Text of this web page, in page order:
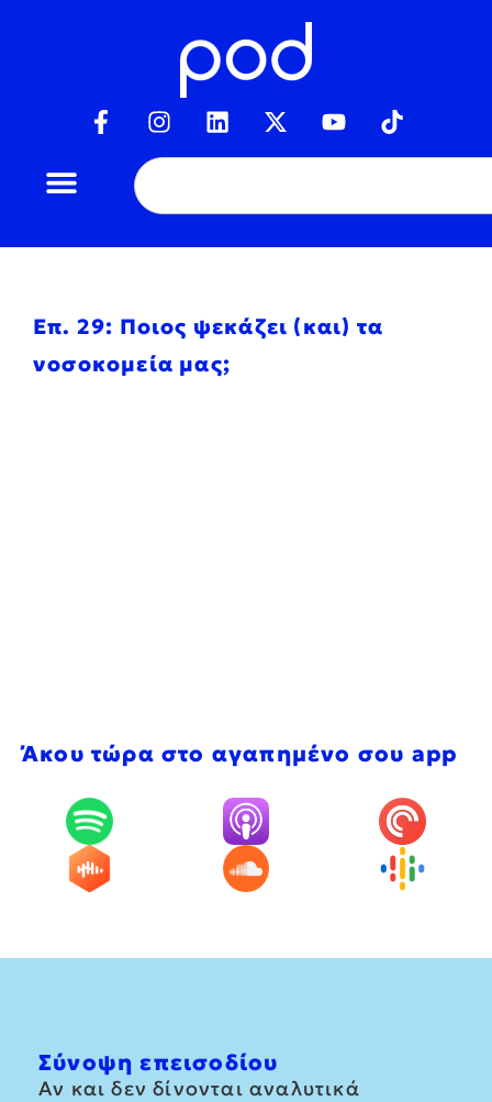
Επ. 29: Ποιος ψεκάζει (και) τα
νοσοκομεία μας;
Άκου τώρα στο αγαπημένο σου app
Σύνοψη επεισοδίου
Αν και δεν δίνονται αναλυτικά